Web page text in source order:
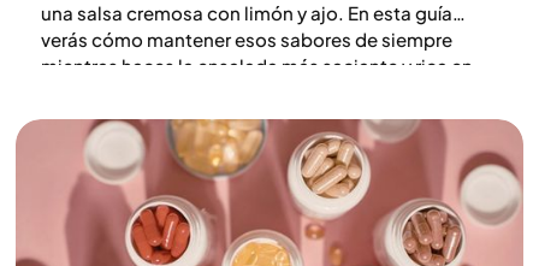
una salsa cremosa con limón y ajo. En esta guía
verás cómo mantener esos sabores de siempre
mientras haces la ensalada más saciante y rica en
una opción creativa tipo pizza con base de pollo.